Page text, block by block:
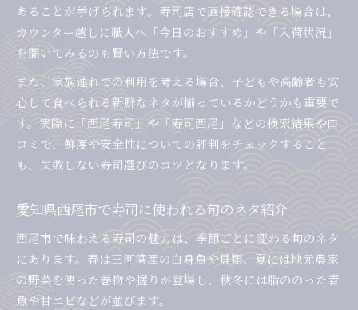
あることが挙げられます。寿司店で直接確認できる場合は、
カウンター越しに職人へ「今日のおすすめ」や「入荷状況」
を聞いてみるのも賢い方法です。
また、家族連れでの利用を考える場合、子どもや高齢者も安
心して食べられる新鮮なネタが揃っているかどうかも重要で
す。実際に「西尾寿司」や「寿司西尾」などの検索結果や口
コミで、鮮度や安全性についての評判をチェックすること
も、失敗しない寿司選びのコツとなります。
愛知県西尾市で寿司に使われる旬のネタ紹介
西尾市で味わえる寿司の魅力は、季節ごとに変わる旬のネタ
にあります。春は三河湾産の白身魚や貝類、夏には地元農家
の野菜を使った巻物や握りが登場し、秋冬には脂ののった青
魚や甘エビなどが並びます。